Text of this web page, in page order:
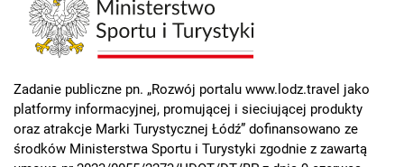
Zadanie publiczne pn. „Rozwój portalu www.lodz.travel jako
platformy informacyjnej, promującej i sieciującej produkty
oraz atrakcje Marki Turystycznej Łódź” dofinansowano ze
środków Ministerstwa Sportu i Turystyki zgodnie z zawartą